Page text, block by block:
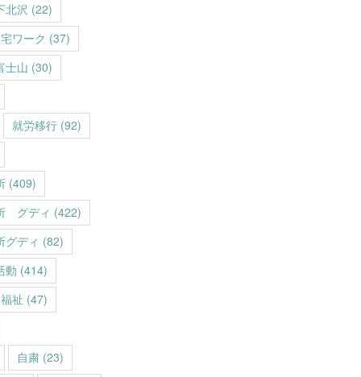
北沢 (22)
ワーク (37)
士山 (30)
就労移行 (92)
(409)
グディ (422)
グディ (82)
動 (414)
福祉 (47)
自粛 (23)